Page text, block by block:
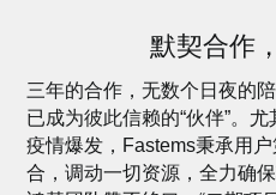
默契合作
三年的合作，无数个日夜的
已成为彼此信赖的“伙伴”。
疫情爆发，Fastems秉承用
合，调动一切资源，全力确